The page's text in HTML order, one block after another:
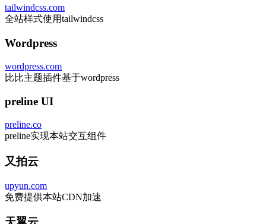
tailwindcss.com
全站样式使用tailwindcss
Wordpress
wordpress.com
比比主题插件基于wordpress
preline UI
preline.co
preline实现本站交互组件
又拍云
upyun.com
免费提供本站CDN加速